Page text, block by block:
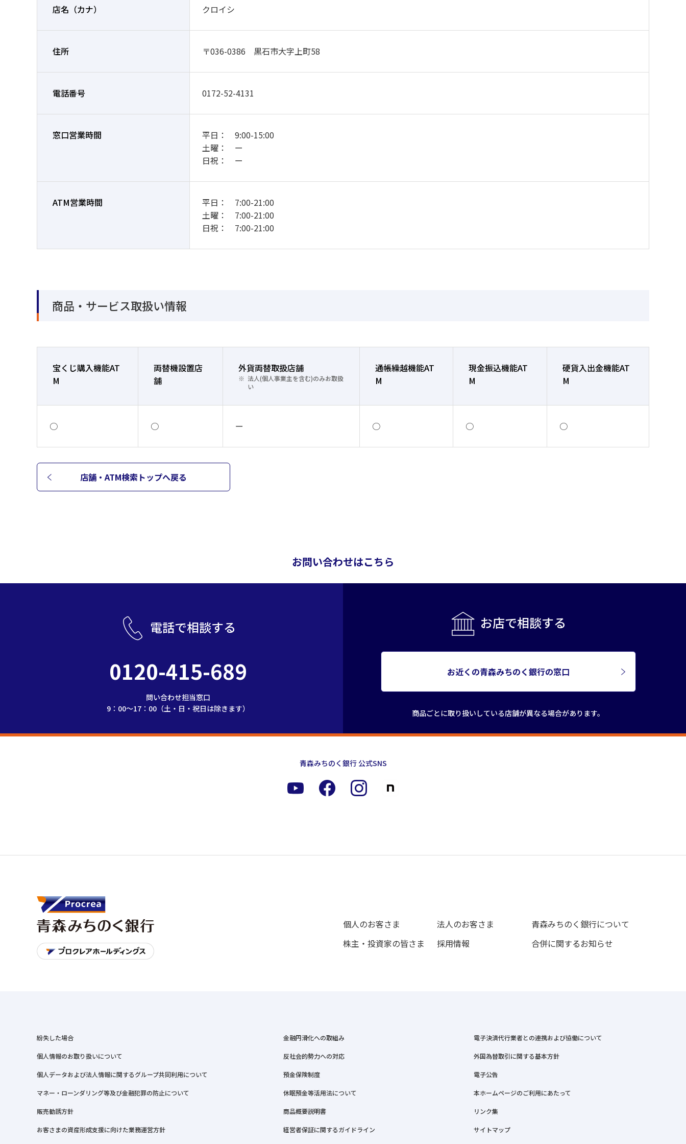
店名 （カナ） クロイシ
住所 〒036-0386 黒石市大字上町58
電話番号 0172-52-4131
窓口営業時間
平日： 9:00-15:00
土曜： ー
日祝： ー
ATM営業時間
平日： 7:00-21:00
土曜： 7:00-21:00
日祝： 7:00-21:00
商品・サービス取扱い情報
宝くじ購入機能AT
M
両替機設置店
舗
外貨両替取扱店舗
法人(個人事業主を含む)のみお取扱
い
通帳繰越機能AT
M
現金振込機能AT
M
硬貨入出金機能AT
M
○ ○ ー ○ ○ ○
店舗・ATM検索トップへ戻る
お問い合わせはこちら
電話で相談する
0120-415-689
問い合わせ担当窓口
9：00～17：00（土・日・祝日は除きます）
お店で相談する
お近くの青森みちのく銀行の窓口
商品ごとに取り扱いしている店舗が異なる場合があります。
青森みちのく銀行 公式SNS
個人のお客さま 法人のお客さま
青森みちのく銀行について
株主・投資家の皆さま
採用情報 合併に関するお知らせ
紛失した場合
個人情報のお取り扱いについて
個人データおよび法人情報に関するグループ共同利用について
マネー・ローンダリング等及び金融犯罪の防止について
販売勧誘方針
お客さまの資産形成支援に向けた業務運営方針
金融円滑化への取組み
反社会的勢力への対応
預金保険制度
休眠預金等活用法について
商品概要説明書
経営者保証に関するガイドライン
電子決済代行業者との連携および協働について
外国為替取引に関する基本方針
電子公告
本ホームページのご利用にあたって
リンク集
サイトマップ